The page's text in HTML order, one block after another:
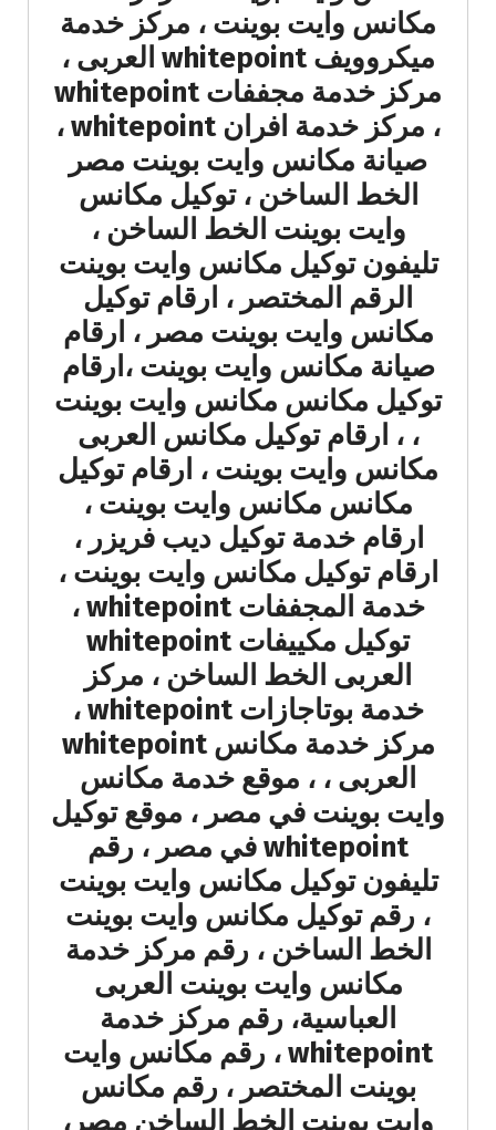
مكانس وايت بوينت ، مركز خدمة
ميكروويف whitepoint العربى ،
مركز خدمة مجففات whitepoint
، مركز خدمة افران whitepoint ،
صيانة مكانس وايت بوينت مصر
الخط الساخن ، توكيل مكانس
وايت بوينت الخط الساخن ،
تليفون توكيل مكانس وايت بوينت
الرقم المختصر ، ارقام توكيل
مكانس وايت بوينت مصر ، ارقام
صيانة مكانس وايت بوينت ،ارقام
توكيل مكانس مكانس وايت بوينت
، ، ارقام توكيل مكانس العربى
مكانس وايت بوينت ، ارقام توكيل
مكانس مكانس وايت بوينت ،
ارقام خدمة توكيل ديب فريزر ،
ارقام توكيل مكانس وايت بوينت ،
خدمة المجففات whitepoint ،
توكيل مكييفات whitepoint
العربى الخط الساخن ، مركز
خدمة بوتاجازات whitepoint ،
مركز خدمة مكانس whitepoint
العربى ، ، موقع خدمة مكانس
وايت بوينت في مصر ، موقع توكيل
whitepoint في مصر ، رقم
تليفون توكيل مكانس وايت بوينت
، رقم توكيل مكانس وايت بوينت
الخط الساخن ، رقم مركز خدمة
مكانس وايت بوينت العربى
العباسية، رقم مركز خدمة
whitepoint ، رقم مكانس وايت
بوينت المختصر ، رقم مكانس
وايت بوينت الخط الساخن مصر،